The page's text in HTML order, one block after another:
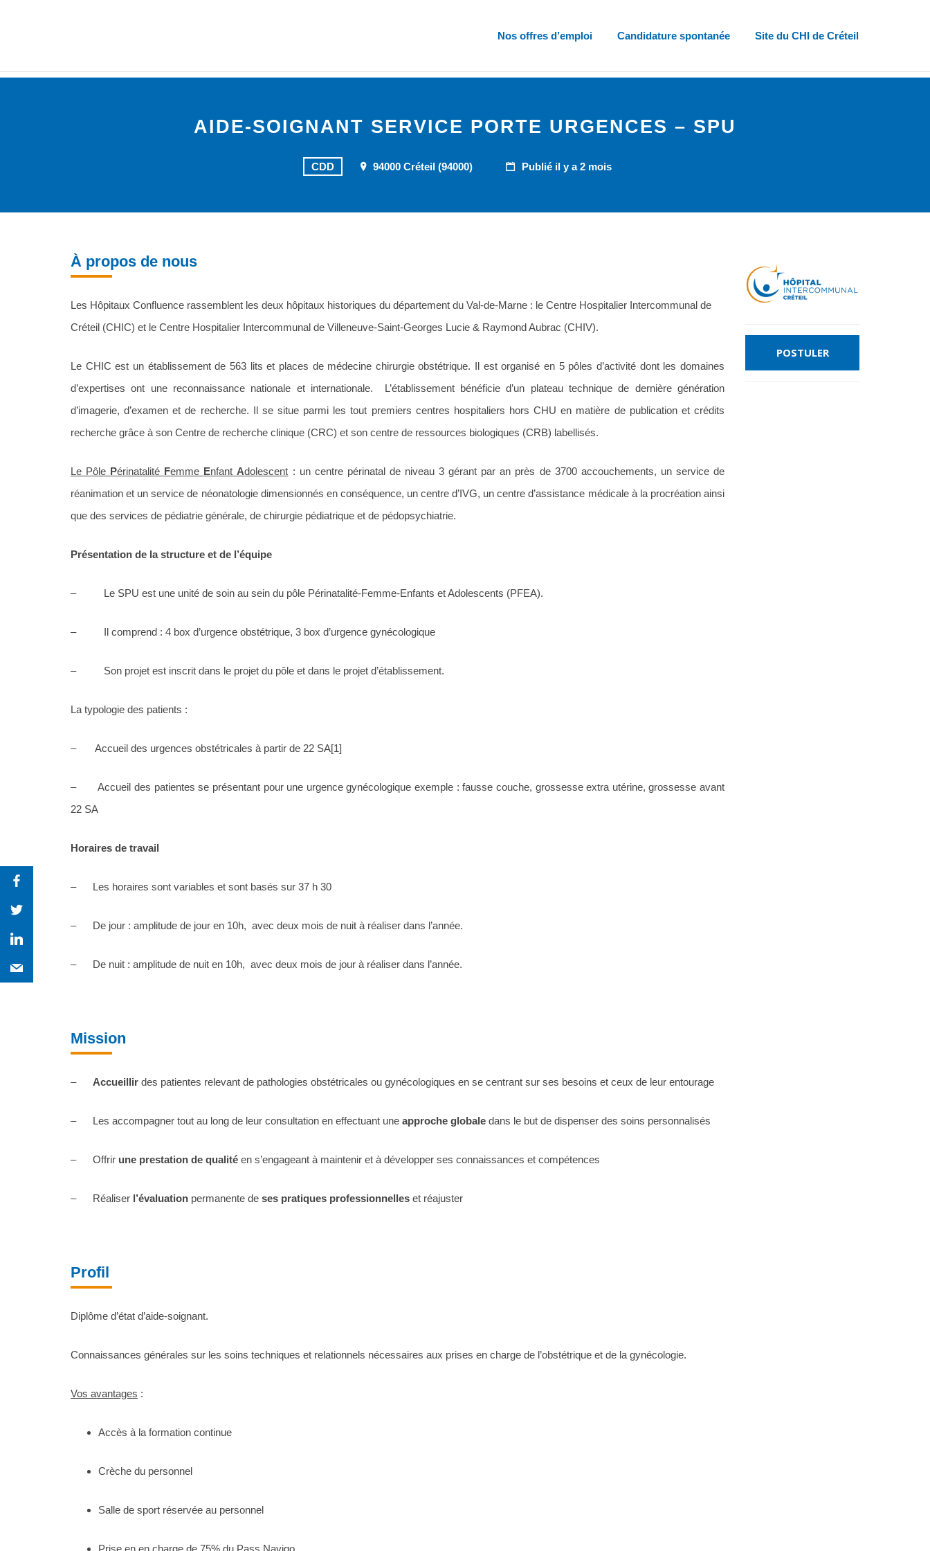
Nos offres d’emploi Candidature spontanée Site du CHI de Créteil
AIDE-SOIGNANT SERVICE PORTE URGENCES – SPU
CDD 94000 Créteil (94000) Publié il y a 2 mois
À propos de nous
Les Hôpitaux Confluence rassemblent les deux hôpitaux historiques du département du Val-de-Marne : le Centre Hospitalier Intercommunal de
Créteil (CHIC) et le Centre Hospitalier Intercommunal de Villeneuve-Saint-Georges Lucie & Raymond Aubrac (CHIV).
Le CHIC est un établissement de 563 lits et places de médecine chirurgie obstétrique. Il est organisé en 5 pôles d’activité dont les domaines
d’expertises ont une reconnaissance nationale et internationale. L’établissement bénéficie d’un plateau technique de dernière génération
d’imagerie, d’examen et de recherche. Il se situe parmi les tout premiers centres hospitaliers hors CHU en matière de publication et crédits
recherche grâce à son Centre de recherche clinique (CRC) et son centre de ressources biologiques (CRB) labellisés.
Le Pôle Périnatalité Femme Enfant Adolescent : un centre périnatal de niveau 3 gérant par an près de 3700 accouchements, un service de
réanimation et un service de néonatologie dimensionnés en conséquence, un centre d’IVG, un centre d’assistance médicale à la procréation ainsi
que des services de pédiatrie générale, de chirurgie pédiatrique et de pédopsychiatrie.
Présentation de la structure et de l’équipe
– Le SPU est une unité de soin au sein du pôle Périnatalité-Femme-Enfants et Adolescents (PFEA).
– Il comprend : 4 box d’urgence obstétrique, 3 box d’urgence gynécologique
– Son projet est inscrit dans le projet du pôle et dans le projet d’établissement.
La typologie des patients :
– Accueil des urgences obstétricales à partir de 22 SA[1]
– Accueil des patientes se présentant pour une urgence gynécologique exemple : fausse couche, grossesse extra utérine, grossesse avant
22 SA
Horaires de travail
– Les horaires sont variables et sont basés sur 37 h 30
– De jour : amplitude de jour en 10h, avec deux mois de nuit à réaliser dans l’année.
– De nuit : amplitude de nuit en 10h, avec deux mois de jour à réaliser dans l’année.
Mission
– Accueillir des patientes relevant de pathologies obstétricales ou gynécologiques en se centrant sur ses besoins et ceux de leur entourage
– Les accompagner tout au long de leur consultation en effectuant une approche globale dans le but de dispenser des soins personnalisés
– Offrir une prestation de qualité en s’engageant à maintenir et à développer ses connaissances et compétences
– Réaliser l’évaluation permanente de ses pratiques professionnelles et réajuster
Profil
Diplôme d’état d’aide-soignant.
Connaissances générales sur les soins techniques et relationnels nécessaires aux prises en charge de l’obstétrique et de la gynécologie.
Vos avantages :
Accès à la formation continue
Crèche du personnel
Salle de sport réservée au personnel
Prise en en charge de 75% du Pass Navigo